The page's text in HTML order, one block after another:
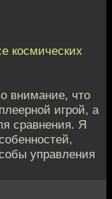
космических
внимание, что
игрой, а
сравнения. Я
управления